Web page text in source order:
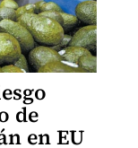
de
en EU